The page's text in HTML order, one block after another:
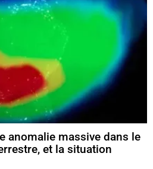
anomalie massive dans le
et la situation